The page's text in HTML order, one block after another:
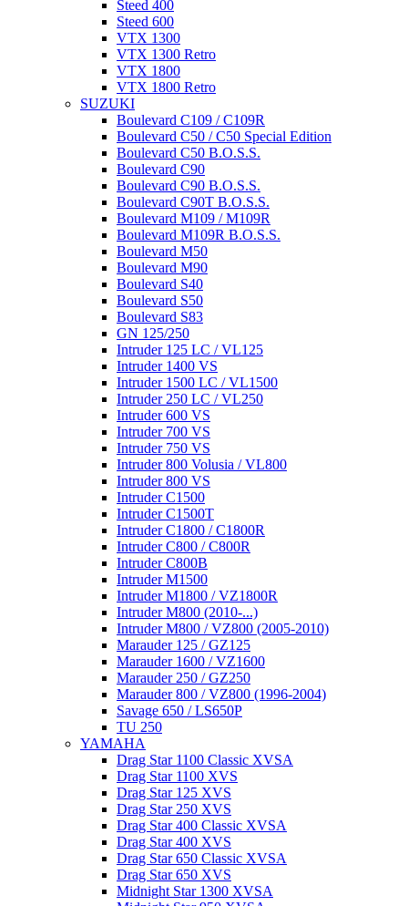
Steed 400
Steed 600
VTX 1300
VTX 1300 Retro
VTX 1800
VTX 1800 Retro
SUZUKI
Boulevard C109 / C109R
Boulevard C50 / C50 Special Edition
Boulevard C50 B.O.S.S.
Boulevard C90
Boulevard C90 B.O.S.S.
Boulevard C90T B.O.S.S.
Boulevard M109 / M109R
Boulevard M109R B.O.S.S.
Boulevard M50
Boulevard M90
Boulevard S40
Boulevard S50
Boulevard S83
GN 125/250
Intruder 125 LC / VL125
Intruder 1400 VS
Intruder 1500 LC / VL1500
Intruder 250 LC / VL250
Intruder 600 VS
Intruder 700 VS
Intruder 750 VS
Intruder 800 Volusia / VL800
Intruder 800 VS
Intruder C1500
Intruder C1500T
Intruder C1800 / C1800R
Intruder C800 / C800R
Intruder C800B
Intruder M1500
Intruder M1800 / VZ1800R
Intruder M800 (2010-...)
Intruder M800 / VZ800 (2005-2010)
Marauder 125 / GZ125
Marauder 1600 / VZ1600
Marauder 250 / GZ250
Marauder 800 / VZ800 (1996-2004)
Savage 650 / LS650P
TU 250
YAMAHA
Drag Star 1100 Classic XVSA
Drag Star 1100 XVS
Drag Star 125 XVS
Drag Star 250 XVS
Drag Star 400 Classic XVSA
Drag Star 400 XVS
Drag Star 650 Classic XVSA
Drag Star 650 XVS
Midnight Star 1300 XVSA